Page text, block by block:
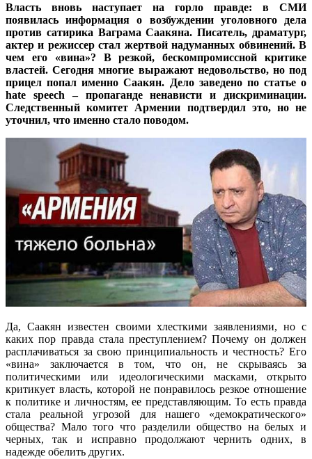
Власть вновь наступает на горло правде: в СМИ
появилась информация о возбуждении уголовного дела
против сатирика Ваграма Саакяна. Писатель, драматург,
актер и режиссер стал жертвой надуманных обвинений. В
чем его «вина»? В резкой, бескомпромиссной критике
властей. Сегодня многие выражают недовольство, но под
прицел попал именно Саакян. Дело заведено по статье о
hate speech – пропаганде ненависти и дискриминации.
Следственный комитет Армении подтвердил это, но не
уточнил, что именно стало поводом.
Да, Саакян известен своими хлесткими заявлениями, но с
каких пор правда стала преступлением? Почему он должен
расплачиваться за свою принципиальность и честность? Его
«вина» заключается в том, что он, не скрываясь за
политическими или идеологическими масками, открыто
критикует власть, которой не понравилось резкое отношение
к политике и личностям, ее представляющим. То есть правда
стала реальной угрозой для нашего «демократического»
общества? Мало того что разделили общество на белых и
черных, так и исправно продолжают чернить одних, в
надежде обелить других.